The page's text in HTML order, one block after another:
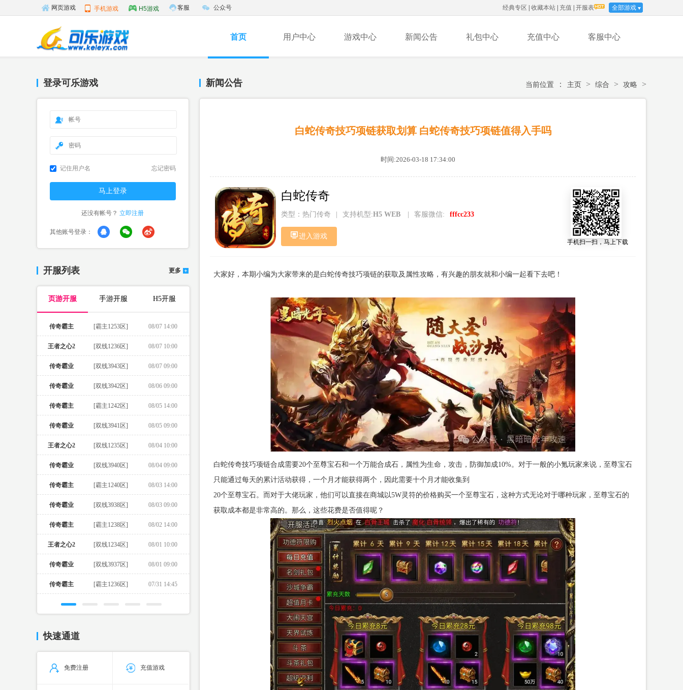
网页游戏 手机游戏 H5游戏 客服 公众号 经典专区 收藏本站 充值 开服表 全部游戏
首页 用户中心 游戏中心 新闻公告 礼包中心 充值中心 客服中心
登录可乐游戏
记住用户名 忘记密码
还没有帐号？ 立即注册
其他账号登录：
开服列表 更多
页游开服 手游开服 H5开服
传奇霸主 [霸主1253区] 08/07 14:00
王者之心2 [双线1236区] 08/07 10:00
传奇霸业 [双线3943区] 08/07 09:00
传奇霸业 [双线3942区] 08/06 09:00
传奇霸主 [霸主1242区] 08/05 14:00
传奇霸业 [双线3941区] 08/05 09:00
王者之心2 [双线1235区] 08/04 10:00
传奇霸业 [双线3940区] 08/04 09:00
传奇霸主 [霸主1240区] 08/03 14:00
传奇霸业 [双线3938区] 08/03 09:00
传奇霸主 [霸主1238区] 08/02 14:00
王者之心2 [双线1234区] 08/01 10:00
传奇霸业 [双线3937区] 08/01 09:00
传奇霸主 [霸主1236区] 07/31 14:45
快速通道
免费注册 充值游戏
新闻公告 当前位置 ： 主页 > 综合 > 攻略 >
白蛇传奇技巧项链获取划算 白蛇传奇技巧项链值得入手吗
时间:2026-03-18 17:34:00
白蛇传奇
类型：热门传奇 支持机型:H5 WEB 客服微信: fffcc233
进入游戏
手机扫一扫，马上下载
大家好，本期小编为大家带来的是白蛇传奇技巧项链的获取及属性攻略，有兴趣的朋友就和小编一起看下去吧！
白蛇传奇技巧项链合成需要20个至尊宝石和一个万能合成石，属性为生命，攻击，防御加成10%。对于一般的小氪玩家来说，至尊宝石
只能通过每天的累计活动获得，一个月才能获得两个，因此需要十个月才能收集到
20个至尊宝石。而对于大佬玩家，他们可以直接在商城以5W灵符的价格购买一个至尊宝石，这种方式无论对于哪种玩家，至尊宝石的
获取成本都是非常高的。那么，这些花费是否值得呢？